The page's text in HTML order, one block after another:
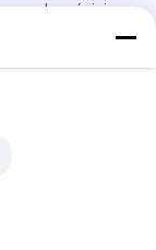
grande précision
de vitesse